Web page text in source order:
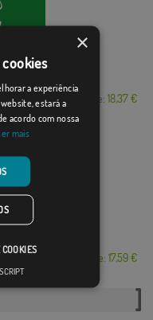
Desde: 18,37 €
Desde: 17,59 €
×
a experiência
estará a
acordo com nossa
mais